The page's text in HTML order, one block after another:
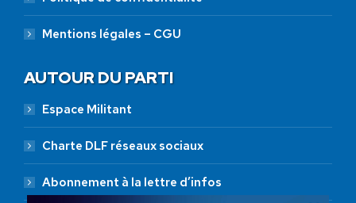
Mentions légales – CGU
AUTOUR DU PARTI
Espace Militant
Charte DLF réseaux sociaux
Abonnement à la lettre d’infos